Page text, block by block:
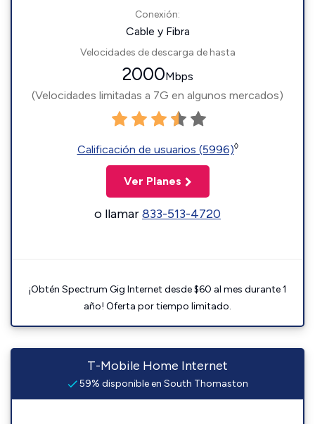
Conexión:
Cable y Fibra
Velocidades de descarga de hasta
2000Mbps
(Velocidades limitadas a 7G en algunos mercados)
Calificación de usuarios (5996)◊
Ver Planes
o llamar833-513-4720
¡Obtén Spectrum Gig Internet desde $60 al mes durante 1
año! Oferta por tiempo limitado.
T-Mobile Home Internet
59% disponible en South Thomaston